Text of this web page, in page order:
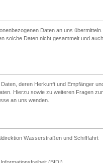
Daten an uns
solche Daten nicht gesammelt und auch
deren Herkunft und Empfänger
Hierzu sowie zu weiteren Fragen
an uns wenden.
Wasserstraßen und Schifffahrt